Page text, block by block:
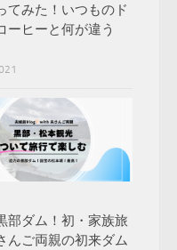
てみた！いつものド
ーヒーと何が違う
部ダム！初・家族旅
んご両親の初来ダム